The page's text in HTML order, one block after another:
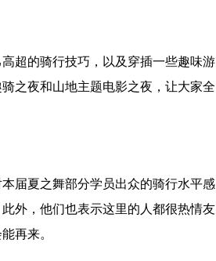
超的骑行技巧，以及穿插一些趣味游
之夜和山地主题电影之夜，让大家全
届夏之舞部分学员出众的骑行水平感
外，他们也表示这里的人都很热情友
再来。